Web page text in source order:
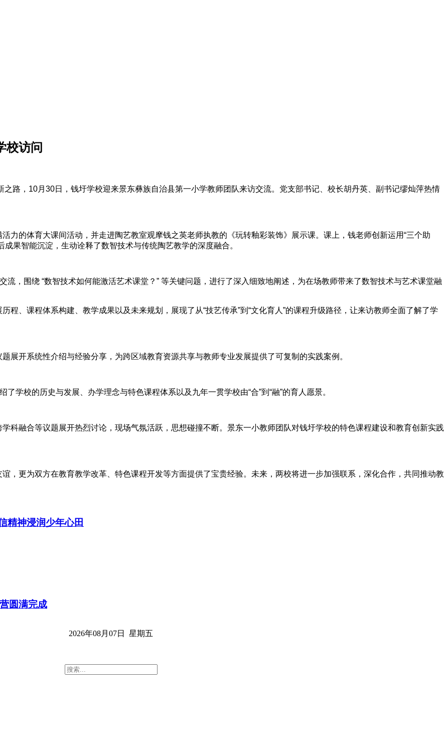
校访问
之路，10月30日，钱圩学校迎来景东彝族自治县第一小学教师团队来访交流。党支部书记、校长胡丹英、副书记缪灿萍热情
力的体育大课间活动，并走进陶艺教室观摩钱之英老师执教的《玩转釉彩装饰》展示课。课上，钱老师创新运用“三个助
果智能沉淀，生动诠释了数智技术与传统陶艺教学的深度融合。
流，围绕 “数智技术如何能激活艺术课堂？” 等关键问题，进行了深入细致地阐述，为在场教师带来了数智技术与艺术课堂融
程、课程体系构建、教学成果以及未来规划，展现了从“技艺传承”到“文化育人”的课程升级路径，让来访教师全面了解了学
展开系统性介绍与经验分享，为跨区域教育资源共享与教师专业发展提供了可复制的实践案例。
学校的历史与发展、办学理念与特色课程体系以及九年一贯学校由“合”到“融”的育人愿景。
科融合等议题展开热烈讨论，现场气氛活跃，思想碰撞不断。景东一小教师团队对钱圩学校的特色课程建设和教育创新实践
，更为双方在教育教学改革、特色课程开发等方面提供了宝贵经验。未来，两校将进一步加强联系，深化合作，共同推动教
精神浸润少年心田
圆满完成
2026年08月07日 星期五